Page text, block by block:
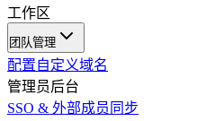
工作区
团队管理
配置自定义域名
管理员后台
SSO & 外部成员同步